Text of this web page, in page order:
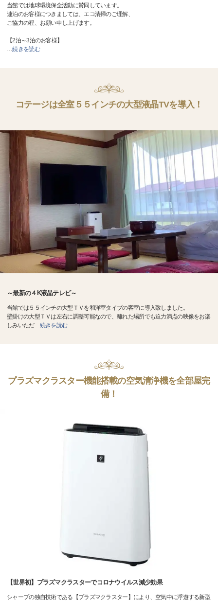
当館では地球環境保全活動に賛同しています。
連泊のお客様につきましては、エコ清掃のご理解、
ご協力の程、お願い申し上げます。
【2泊～3泊のお客様】
…続きを読む
コテージは全室５５インチの大型液晶TVを導入！
～最新の４K液晶テレビ～
当館では５５インチの大型ＴＶを和洋室タイプの客室に導入致しました。
壁掛けの大型ＴＶは左右に調整可能なので、離れた場所でも迫力満点の映像をお楽
しみいただ…続きを読む
プラズマクラスター機能搭載の空気清浄機を全部屋完
備！
【世界初】プラズマクラスターでコロナウイルス減少効果
シャープの独自技術である【プラズマクラスター】により、空気中に浮遊する新型